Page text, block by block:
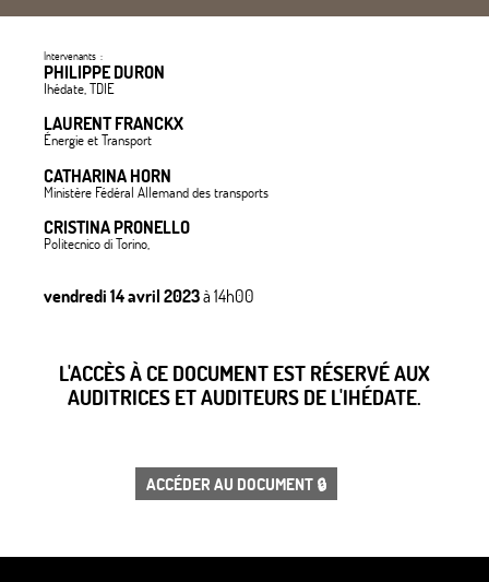
Intervenants :
PHILIPPE DURON
Ihédate, TDIE
LAURENT FRANCKX
Énergie et Transport
CATHARINA HORN
Ministère Fédéral Allemand des transports
CRISTINA PRONELLO
Politecnico di Torino,
vendredi 14 avril 2023à 14h00
L'ACCÈS À CE DOCUMENT EST RÉSERVÉ AUX
AUDITRICES ET AUDITEURS DE L'IHÉDATE.
ACCÉDER AU DOCUMENT 🔒